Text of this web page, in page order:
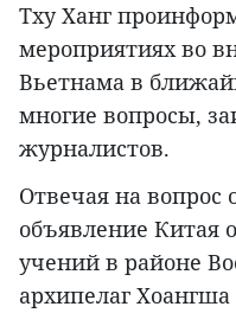
Тху Ханг
мероприятиях во
Вьетнама в
многие вопросы,
журналистов.
Отвечая на вопрос
объявление Китая
учений в районе
архипелаг